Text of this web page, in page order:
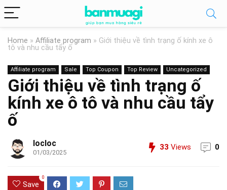
Home » Affiliate program » Giới thiệu về tình trạng ố kính xe ô
tô và nhu cầu tẩy ố
Affiliate program Sale Top Coupon Top Review Uncategorized
Giới thiệu về tình trạng ố
kính xe ô tô và nhu cầu tẩy
ố
locloc
01/03/2025
33 Views 0
Save
0